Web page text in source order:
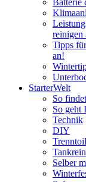
reinigen
Tipps
an!
StarterWelt
So
So geht
Technik
DIY
Selber